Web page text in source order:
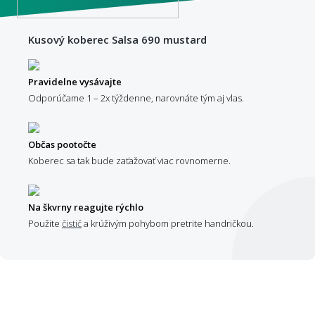
Kusový koberec Salsa 690 mustard
Pravidelne vysávajte
Odporúčame 1 – 2x týždenne, narovnáte tým aj vlas.
Občas pootočte
Koberec sa tak bude zaťažovať viac rovnomerne.
Na škvrny reagujte rýchlo
Použite čističa krúživým pohybom pretrite handričkou.